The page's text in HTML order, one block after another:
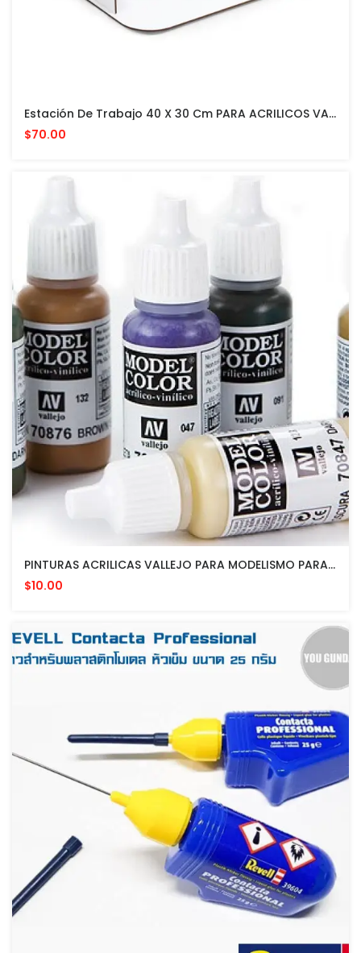
Estación De Trabajo 40 X 30 Cm PARA ACRILICOS VALLEJO Y ACCESORIOS
$70.00
PINTURAS ACRILICAS VALLEJO PARA MODELISMO PARA APLICAR CON PINCEL O AEROGRAFO
$10.00